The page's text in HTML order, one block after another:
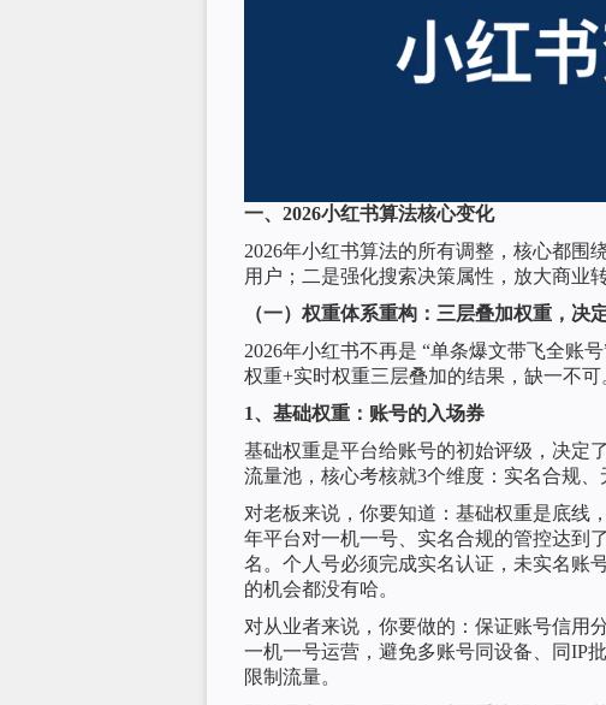
一、2026小红书算法核心变化
2026年小红书算法的所有调整，核心都围
用户；二是强化搜索决策属性，放大商业
（一）权重体系重构：三层叠加权重，决
2026年小红书不再是 “单条爆文带飞全账
权重+实时权重三层叠加的结果，缺一不可
1、基础权重：账号的入场券
基础权重是平台给账号的初始评级，决定
流量池，核心考核就3个维度：实名合规、
对老板来说，你要知道：基础权重是底线
年平台对一机一号、实名合规的管控达到
名。个人号必须完成实名认证，未实名账
的机会都没有哈。
对从业者来说，你要做的：保证账号信用
一机一号运营，避免多账号同设备、同IP
限制流量。